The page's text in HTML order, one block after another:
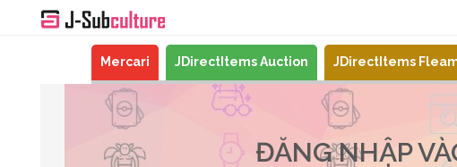
Mercari JDirectItems Auction JDirectItems
ĐĂNG NHẬP